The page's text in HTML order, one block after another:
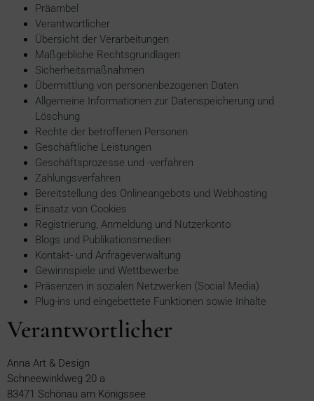
Präambel
Verantwortlicher
Übersicht der Verarbeitungen
Maßgebliche Rechtsgrundlagen
Sicherheitsmaßnahmen
Übermittlung von personenbezogenen Daten
Allgemeine Informationen zur Datenspeicherung und
Löschung
Rechte der betroffenen Personen
Geschäftliche Leistungen
Geschäftsprozesse und -verfahren
Zahlungsverfahren
Bereitstellung des Onlineangebots und Webhosting
Einsatz von Cookies
Registrierung, Anmeldung und Nutzerkonto
Blogs und Publikationsmedien
Kontakt- und Anfrageverwaltung
Gewinnspiele und Wettbewerbe
Präsenzen in sozialen Netzwerken (Social Media)
Plug-ins und eingebettete Funktionen sowie Inhalte
Verantwortlicher
Anna Art & Design
Schneewinklweg 20 a
83471 Schönau am Königssee